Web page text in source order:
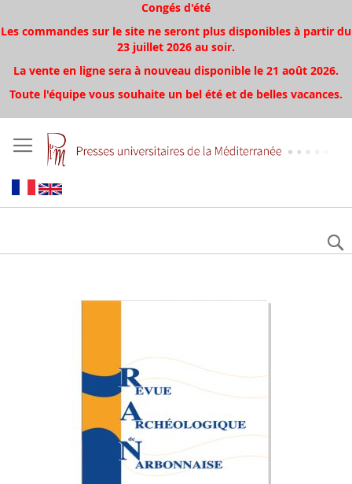
Congés d'été
Les commandes sur le site ne seront plus disponibles à partir du
23 juillet 2026 au soir.
La vente en ligne sera à nouveau disponible le 21 août 2026.
Toute l'équipe vous souhaite un bel été et de belles vacances.